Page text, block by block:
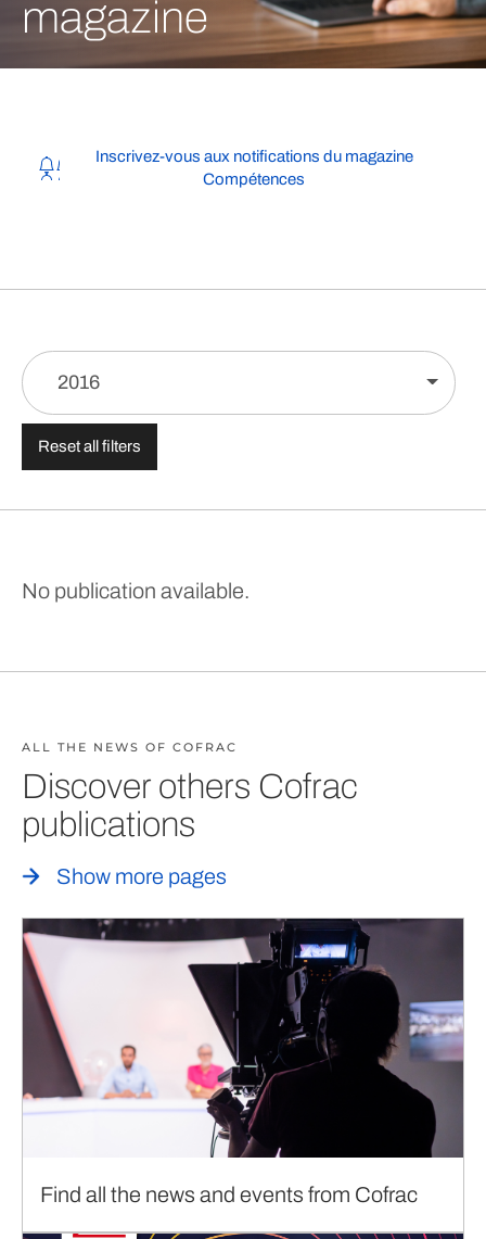
magazine
Inscrivez-vous aux notifications du magazine
Compétences
2016
Reset all filters
No publication available.
ALL THE NEWS OF COFRAC
Discover others Cofrac
publications
Show more pages
Find all the news and events from Cofrac